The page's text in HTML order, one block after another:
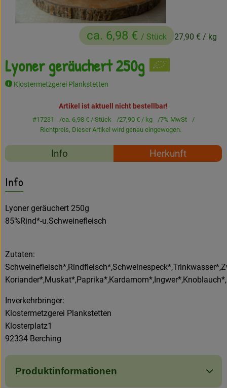
Frisches
Getränke
Naturkosmetik
Drogerie
Gratis Ökokiste im Wert von 25 Euro
Veranstaltungen
Kundenbrief
Entdecken
Über uns
Lyoner geräuchert 250g
Klostermetzgerei Plankstetten
ca. 6,98 € / Stück 27,90 € / kg
Artikel ist aktuell nicht bestellbar!
#17231 ca. 6,98 € / Stück 27,90 € / kg
7% MwSt
Richtpreis, Dieser Artikel wird genau eingewogen.
Rezepte
Info Herkunft
Info
Lyoner geräuchert 250g
85%Rind*-u.Schweinefleisch
Zutaten:
Inverkehrbringer:
Klostermetzgerei Plankstetten
Klosterplatz1
92334 Berching
Produktinformationen